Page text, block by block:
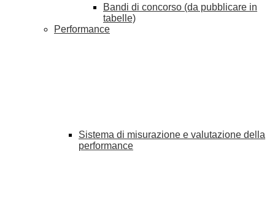
Bandi di concorso (da pubblicare in
tabelle)
Performance
Sistema di misurazione e valutazione della
performance